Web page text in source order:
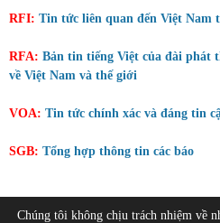
RFI: Tin tức liên quan đến Việt Nam
RFA: Bản tin tiếng Việt của đài phát
về Việt Nam và thế giới
VOA: Tin tức chính xác và đáng tin
SGB: Tổng hợp thông tin các báo
Chúng tôi không chịu trách nhiệm về